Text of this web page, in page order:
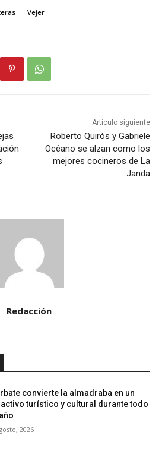
Vejer
Artículo siguiente
Roberto Quirós y Gabriele
Océano se alzan como los
mejores cocineros de La
Janda
Redacción
convierte la almadraba en un
turístico y cultural durante todo
2026